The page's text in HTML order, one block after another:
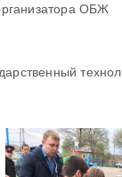
ОБЖ